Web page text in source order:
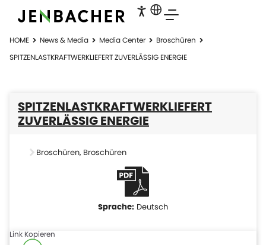
HOME News & Media Media Center
Broschüren
SPITZENLASTKRAFTWERKLIEFERT ZUVERLÄSSIG ENERGIE
SPITZENLASTKRAFTWERKLIEFERT
ZUVERLÄSSIG ENERGIE
Broschüren, Broschüren
Deutsch
Link Kopieren